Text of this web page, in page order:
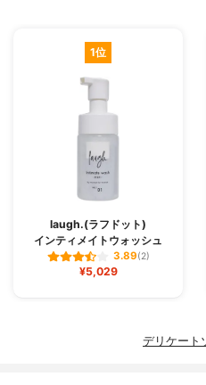
1位
laugh.(ラフドット)
インティメイトウォッシュ
3.89(2)
¥5,029
デリケート